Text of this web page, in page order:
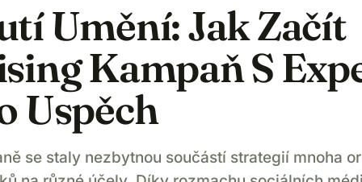
Umění: Jak Začít
Kampaň S
Uspěch
se staly nezbytnou součástí strategií mnoha